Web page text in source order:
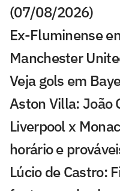
(07/08/2026)
Ex-Fluminense
Manchester
Veja gols em
Aston Villa: João
Liverpool x
horário e
Lúcio de Castro: